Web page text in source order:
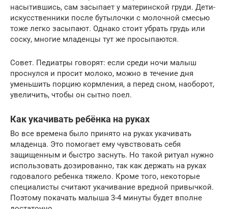
насытившись, сам засыпает у материнской груди. Дети-
искусственники после бутылочки с молочной смесью
тоже легко засыпают. Однако стоит убрать грудь или
соску, многие младенцы тут же просыпаются.
Совет. Педиатры говорят: если среди ночи малыш
проснулся и просит молоко, можно в течение дня
уменьшить порцию кормления, а перед сном, наоборот,
увеличить, чтобы он сытно поел.
Как укачивать ребёнка на руках
Во все времена было принято на руках укачивать
младенца. Это помогает ему чувствовать себя
защищенным и быстро заснуть. Но такой ритуал нужно
использовать дозированно, так как держать на руках
годовалого ребенка тяжело. Кроме того, некоторые
специалисты считают укачивание вредной привычкой.
Поэтому покачать малыша 3-4 минуты будет вполне